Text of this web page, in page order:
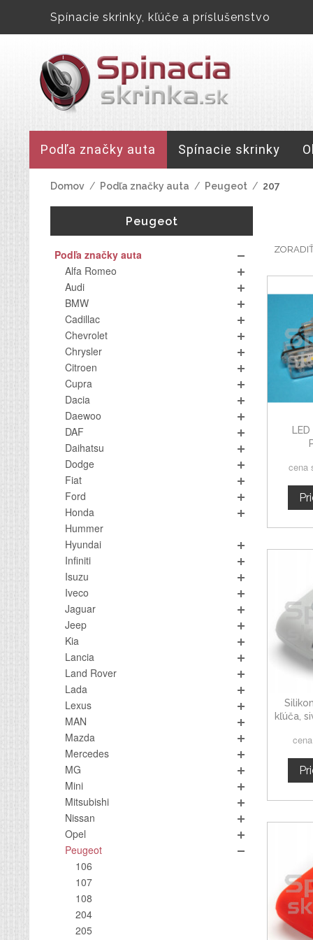
Spínacie skrinky, kľúče a príslušenstvo
Podľa značky auta Spínacie skrinky
Domov / Podľa značky auta / Peugeot / 207
cena
kľúča,
Peugeot
Podľa značky auta
Alfa Romeo
Audi
BMW
Cadillac
Chevrolet
Chrysler
Citroen
Cupra
Dacia
Daewoo
DAF
Daihatsu
Dodge
Fiat
Ford
Honda
Hummer
Hyundai
Infiniti
Isuzu
Iveco
Jaguar
Jeep
Kia
Lancia
Land Rover
Lada
Lexus
MAN
Mazda
Mercedes
MG
Mini
Mitsubishi
Nissan
Opel
Peugeot
106
107
108
204
205